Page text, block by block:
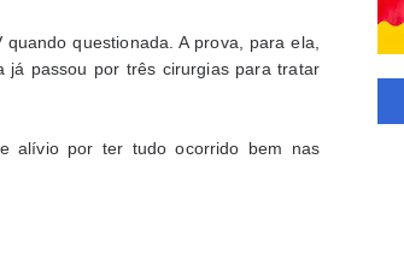
questionada. A prova, para ela,
já passou por três cirurgias para tratar
alívio por ter tudo ocorrido bem nas